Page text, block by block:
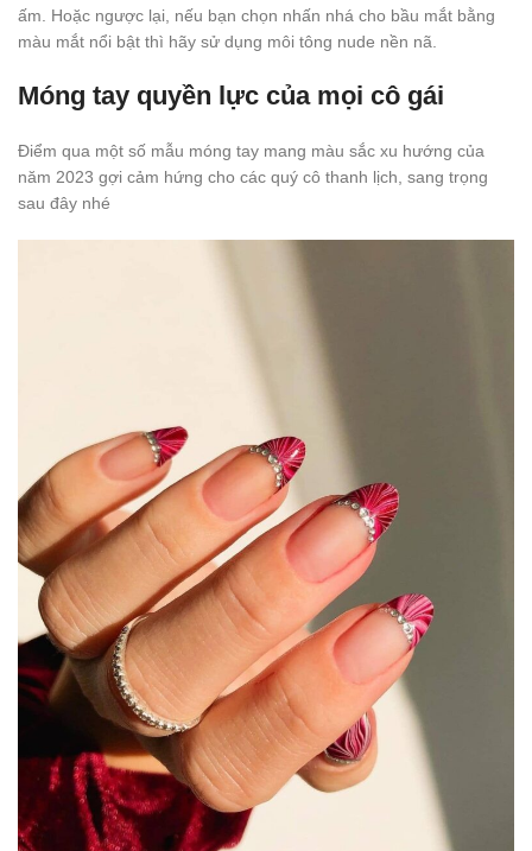
ấm. Hoặc ngược lại, nếu bạn chọn nhấn nhá cho bầu mắt bằng
màu mắt nổi bật thì hãy sử dụng môi tông nude nền nã.
Móng tay quyền lực của mọi cô gái
Điểm qua một số mẫu móng tay mang màu sắc xu hướng của
năm 2023 gợi cảm hứng cho các quý cô thanh lịch, sang trọng
sau đây nhé